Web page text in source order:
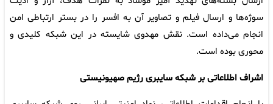
سوژه‌ها و ارسال فیلم و تصاویر آن به افسر را در بستر ارتباطی امن
انجام می‌داده است. نقش مهدوی شایسته در این شبکه کلیدی و
محوری بوده است.
اشراف اطلاعاتی بر شبکه سایبری رژیم صهیونیستی